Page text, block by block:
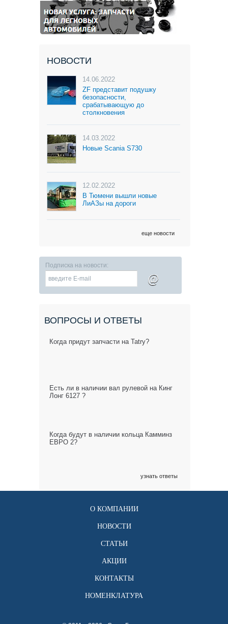
НОВОСТИ
14.06.2022
ZF представит подушку
безопасности,
срабатывающую до
столкновения
14.03.2022
Новые Scania S730
12.02.2022
В Тюмени вышли новые
ЛиАЗы на дороги
еще новости
Подписка на новости:
@
ВОПРОСЫ И ОТВЕТЫ
Когда придут запчасти на Tatry?
Есть ли в наличии вал рулевой на Кинг
Лонг 6127 ?
Когда будут в наличии кольца Камминз
ЕВРО 2?
узнать ответы
О КОМПАНИИ
НОВОСТИ
СТАТЬИ
АКЦИИ
КОНТАКТЫ
НОМЕНКЛАТУРА